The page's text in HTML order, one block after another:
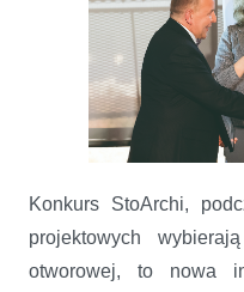
Konkurs StoArchi,
projektowych
otworowej, to nowa